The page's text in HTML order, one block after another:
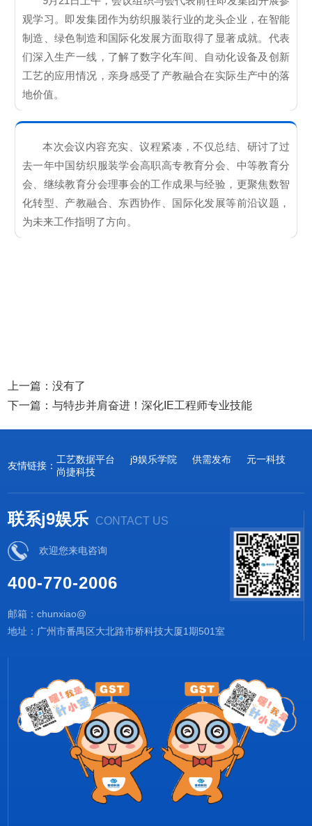
观学习。即发集团作为纺织服装行业的龙头企业，在智能
制造、绿色制造和国际化发展方面取得了显著成就。代表
们深入生产一线，了解了数字化车间、自动化设备及创新
工艺的应用情况，亲身感受了产教融合在实际生产中的落
地价值。
本次会议内容充实、议程紧凑，不仅总结、研讨了过
去一年中国纺织服装学会高职高专教育分会、中等教育分
会、继续教育分会理事会的工作成果与经验，更聚焦数智
化转型、产教融合、东西协作、国际化发展等前沿议题，
为未来工作指明了方向。
上一篇：没有了
下一篇：与特步并肩奋进！深化IE工程师专业技能
友情链接：
工艺数据平台 j9娱乐学院 供需发布
元一科技
尚捷科技
联系j9娱乐 CONTACT US
欢迎您来电咨询
400-770-2006
邮箱：chunxiao@
地址：广州市番禺区大北路市桥科技大厦1期501室